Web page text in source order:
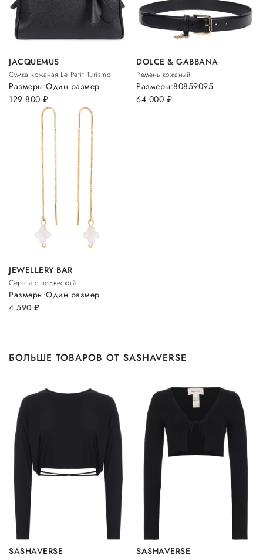
JACQUEMUS
Сумка кожаная Le Petit Turismo
129 800 руб.
Размеры:Один размер
DOLCE & GABBANA
Ремень кожаный
64 000 руб.
Размеры:80859095
JEWELLERY BAR
Серьги с подвеской
4 590 руб.
Размеры:Один размер
БОЛЬШЕ ТОВАРОВ ОТ SASHAVERSE
SASHAVERSE SASHAVERSE